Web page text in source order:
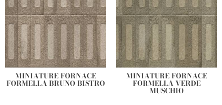
MINIATURE FORNACE
FORMELLA BRUNO BISTRO
MINIATURE FORNACE
FORMELLA VERDE
MUSCHIO